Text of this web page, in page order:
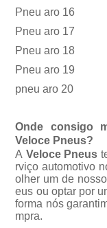
Pneu aro 16
Pneu aro 17
Pneu aro 18
Pneu aro 19
pneu aro 20
Onde consigo
Veloce Pneus?
A Veloce Pneus
rviço automotivo
olher um de
eus ou optar por
forma nós
mpra.